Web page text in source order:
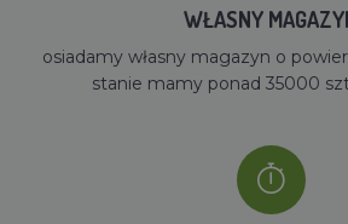
WŁASNY
osiadamy własny magazyn o
stanie mamy ponad 35000